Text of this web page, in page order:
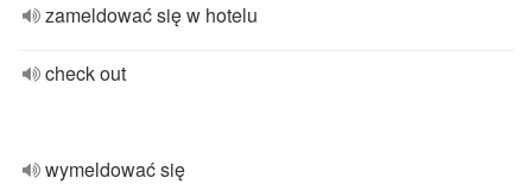
zameldować się w hotelu
check out
wymeldować się